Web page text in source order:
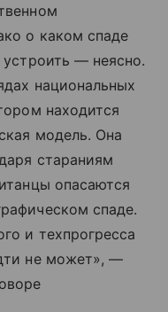
о каком спаде
— неясно.
национальных
находится
модель. Она
стараниям
опасаются
спаде.
и техпрогресса
не может», —